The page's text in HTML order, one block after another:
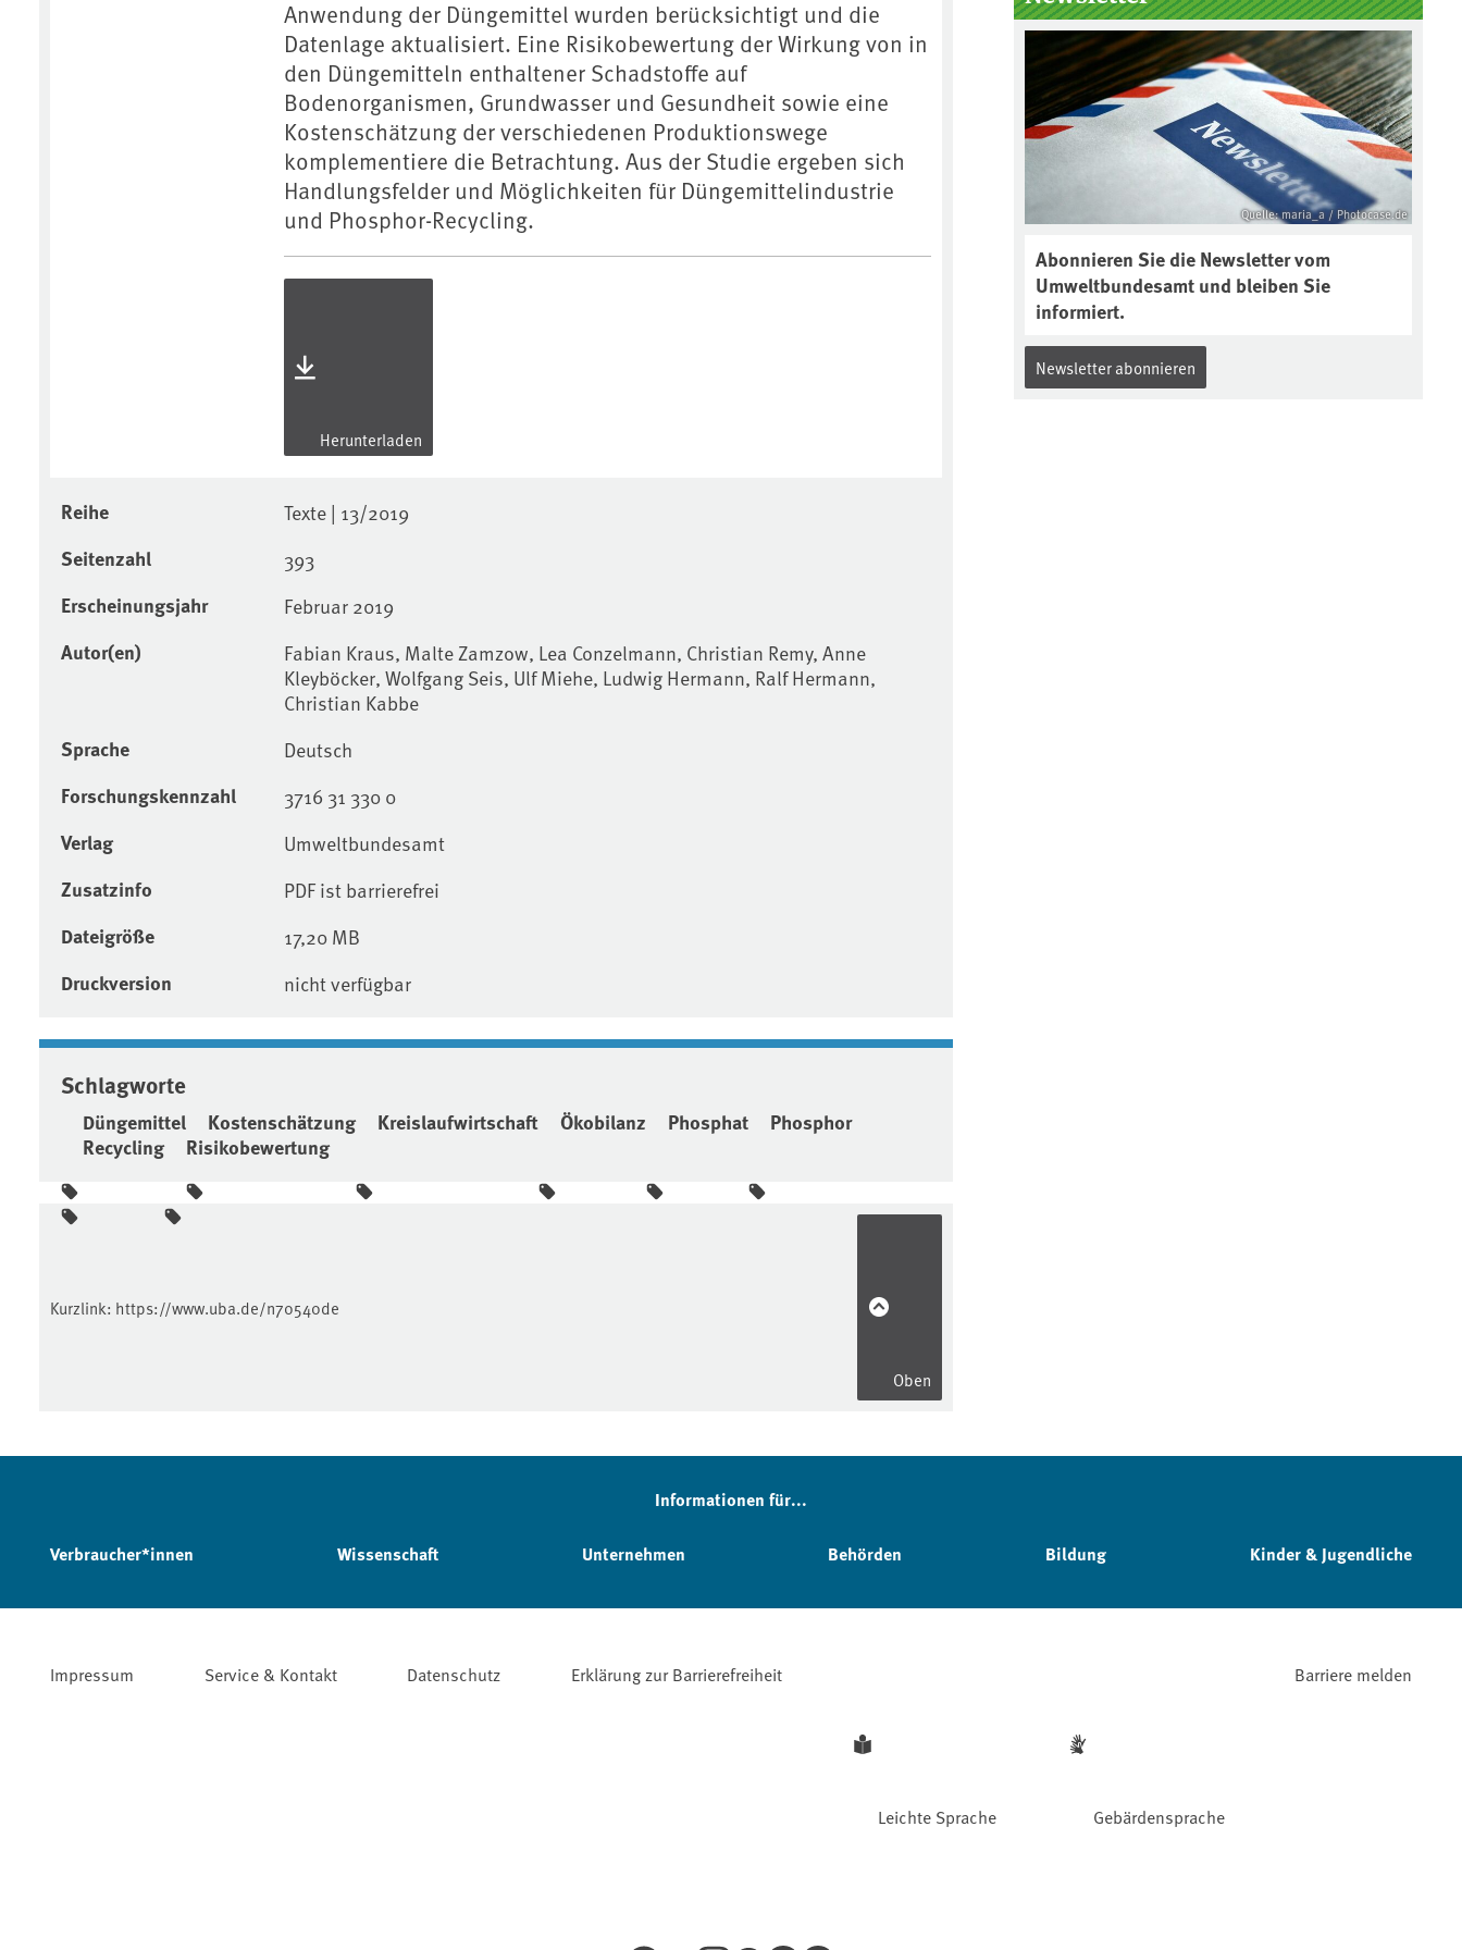
Anwendung der Düngemittel wurden berücksichtigt und die
Datenlage aktualisiert. Eine Risikobewertung der Wirkung von in
den Düngemitteln enthaltener Schadstoffe auf
Bodenorganismen, Grundwasser und Gesundheit sowie eine
Kostenschätzung der verschiedenen Produktionswege
komplementiere die Betrachtung. Aus der Studie ergeben sich
Handlungsfelder und Möglichkeiten für Düngemittelindustrie
und Phosphor-Recycling.
Herunterladen
Reihe Texte | 13/2019
Seitenzahl 393
Erscheinungsjahr Februar 2019
Autor(en)
Fabian Kraus, Malte Zamzow, Lea Conzelmann, Christian Remy, Anne
Kleyböcker, Wolfgang Seis, Ulf Miehe, Ludwig Hermann, Ralf Hermann,
Christian Kabbe
Sprache Deutsch
Forschungskennzahl 3716 31 330 0
Verlag Umweltbundesamt
Zusatzinfo PDF ist barrierefrei
Dateigröße 17,20 MB
Druckversion nicht verfügbar
Schlagworte
Düngemittel Kostenschätzung Kreislaufwirtschaft Ökobilanz Phosphat
Phosphor
Recycling
Risikobewertung
Boden des Jahres ausgewählt und
was passiert eigentlich während
eines solchen Bodenjahres? Infos
dazu gibt es im aktuellen Podcast
„Soilcast“. Jetzt reinhören:
https://soilcast.de/interview/sc20
2-interview-die-kuer-der-krume/
Quelle: maria_a / Photocase.de
Abonnieren Sie die Newsletter vom
Umweltbundesamt und bleiben Sie
informiert.
Newsletter abonnieren
Kurzlink: https://www.uba.de/n70540de
Oben
Informationen für...
Verbraucher*innen Wissenschaft Unternehmen Behörden Bildung Kinder & Jugendliche
Impressum Service & Kontakt Datenschutz Erklärung zur Barrierefreiheit
Leichte Sprache Gebärdensprache
Barriere melden